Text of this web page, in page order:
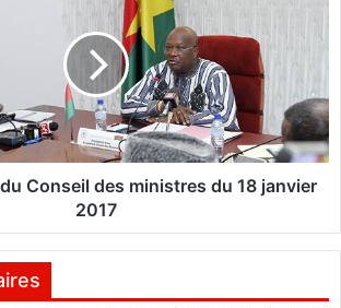
Conseil des ministres du 18 janvier
2017